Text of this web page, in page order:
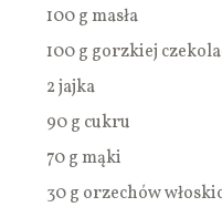
100 g masła
100 g gorzkiej
2 jajka
90 g cukru
70 g mąki
30 g orzechów